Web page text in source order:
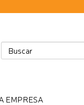
EMPRESA